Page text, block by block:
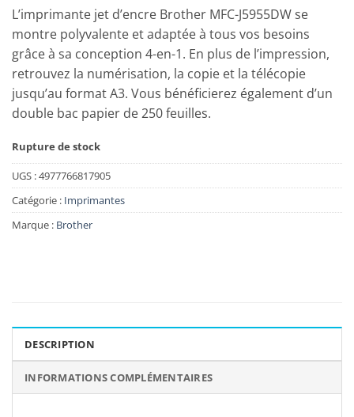
L’imprimante jet d’encre Brother MFC-J5955DW se
montre polyvalente et adaptée à tous vos besoins
grâce à sa conception 4-en-1. En plus de l’impression,
retrouvez la numérisation, la copie et la télécopie
jusqu’au format A3. Vous bénéficierez également d’un
double bac papier de 250 feuilles.
Rupture de stock
UGS :4977766817905
Catégorie : Imprimantes
Marque : Brother
DESCRIPTION
INFORMATIONS COMPLÉMENTAIRES